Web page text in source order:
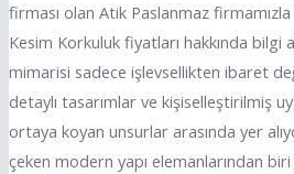
firması olan Atik Paslanmaz
Kesim Korkuluk fiyatları hakkında bilgi
mimarisi sadece işlevsellikten ibaret
detaylı tasarımlar ve kişiselleştirilmiş
ortaya koyan unsurlar arasında yer
çeken modern yapı elemanlarından